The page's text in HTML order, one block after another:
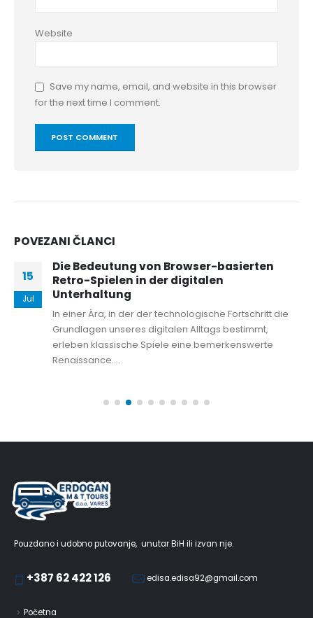
Website
Save my name, email, and website in this browser
for the next time I comment.
POVEZANIČLANCI
15
Jul
Die Bedeutung von Browser-basierten
Retro-Spielen in der digitalen
Unterhaltung
In einer Ära, in der der technologische Fortschritt die
Grundlagen unseres digitalen Alltags bestimmt,
erleben klassische Spiele eine bemerkenswerte
Renaissance....
Pouzdano i udobno putovanje, unutar BiH ili izvan nje.
+387 62 422 126 edisa.edisa92@gmail.com
Početna